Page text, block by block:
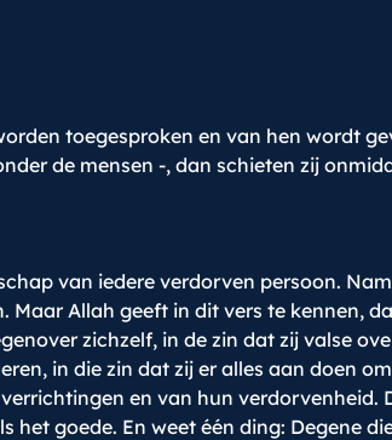
toegesproken en van hen wordt
de mensen -, dan schieten zij
van iedere verdorven persoon.
Maar Allah geeft in dit vers te kennen,
zichzelf, in de zin dat zij valse
in die zin dat zij er alles aan doen
en van hun
het goede. En weet één ding: Degene